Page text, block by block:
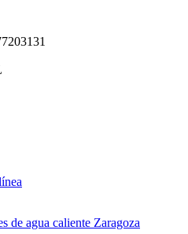
de agua caliente Zaragoza